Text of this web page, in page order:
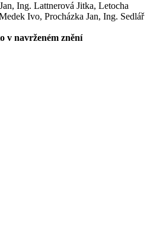
Ing. Lattnerová Jitka, Letocha
Ivo, Procházka Jan, Ing. Sedlář
v navrženém znění